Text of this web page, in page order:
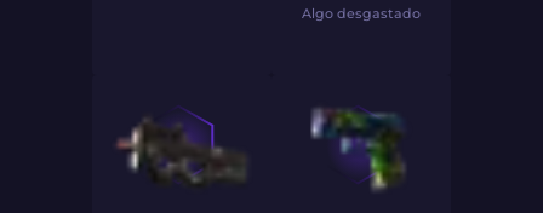
Algo desgastado